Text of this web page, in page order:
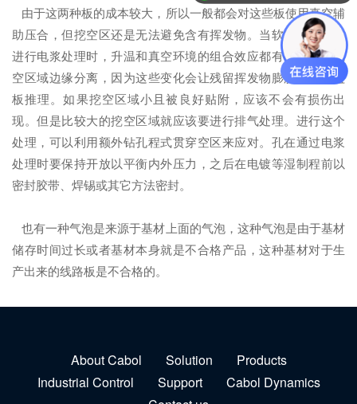
由于这两种板的成本较大，所以一般都会对这些板使用真空辅
助压合，但挖空区还是无法避免含有挥发物。当软硬结合板要
进行电浆处理时，升温和真空环境的组合效应都有机会沿着挖
空区域边缘分离，因为这些变化会让残留挥发物膨胀并产生盖
板推理。如果挖空区域小且被良好贴附，应该不会有损伤出
现。但是比较大的挖空区域就应该要进行排气处理。进行这个
处理，可以利用额外钻孔程式贯穿空区来应对。孔在通过电浆
处理时要保持开放以平衡内外压力，之后在电镀等湿制程前以
密封胶带、焊锡或其它方法密封。
也有一种气泡是来源于基材上面的气泡，这种气泡是由于基材
储存时间过长或者基材本身就是不合格产品，这种基材对于生
产出来的线路板是不合格的。
About Cabol Solution
Products
Industrial Control
Support
Cabol Dynamics